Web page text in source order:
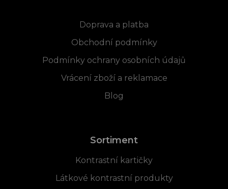
Doprava a platba
Obchodní podmínky
Podmínky ochrany osobních údajů
Vrácení zboží a reklamace
Blog
Sortiment
Kontrastní kartičky
Látkové kontrastní produkty